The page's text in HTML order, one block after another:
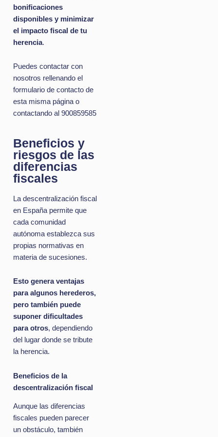
bonificaciones
disponibles y minimizar
el impacto fiscal de tu
herencia.
Puedes contactar con
nosotros rellenando el
formulario de contacto de
esta misma página o
contactando al 900859585
Beneficios y
riesgos de las
diferencias
fiscales
La descentralización fiscal
en España permite que
cada comunidad
autónoma establezca sus
propias normativas en
materia de sucesiones.
Esto genera ventajas
para algunos herederos,
pero también puede
suponer dificultades
para otros, dependiendo
del lugar donde se tribute
la herencia.
Beneficios de la
descentralización fiscal
Aunque las diferencias
fiscales pueden parecer
un obstáculo, también